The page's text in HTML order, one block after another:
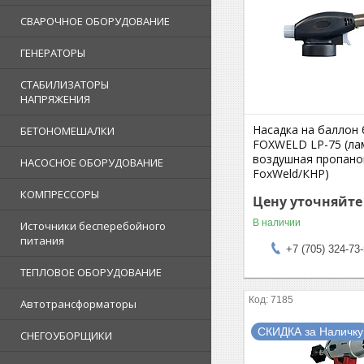
СВАРОЧНОЕ ОБОРУДОВАНИЕ
ГЕНЕРАТОРЫ
СТАБИЛИЗАТОРЫ
НАПРЯЖЕНИЯ
БЕТОНОМЕШАЛКИ
НАСОСНОЕ ОБОРУДОВАНИЕ
КОМПРЕССОРЫ
Источники бесперебойного
питания
ТЕПЛОВОЕ ОБОРУДОВАНИЕ
Автотрансформаторы
СНЕГОУБОРЩИКИ
Насадка на баллон
FOXWELD LP-75
воздушная
FoxWeld/КНР)
Цену уточняйте
В наличии
+7 (705) 324-
7185
СКИДКА за Наличку